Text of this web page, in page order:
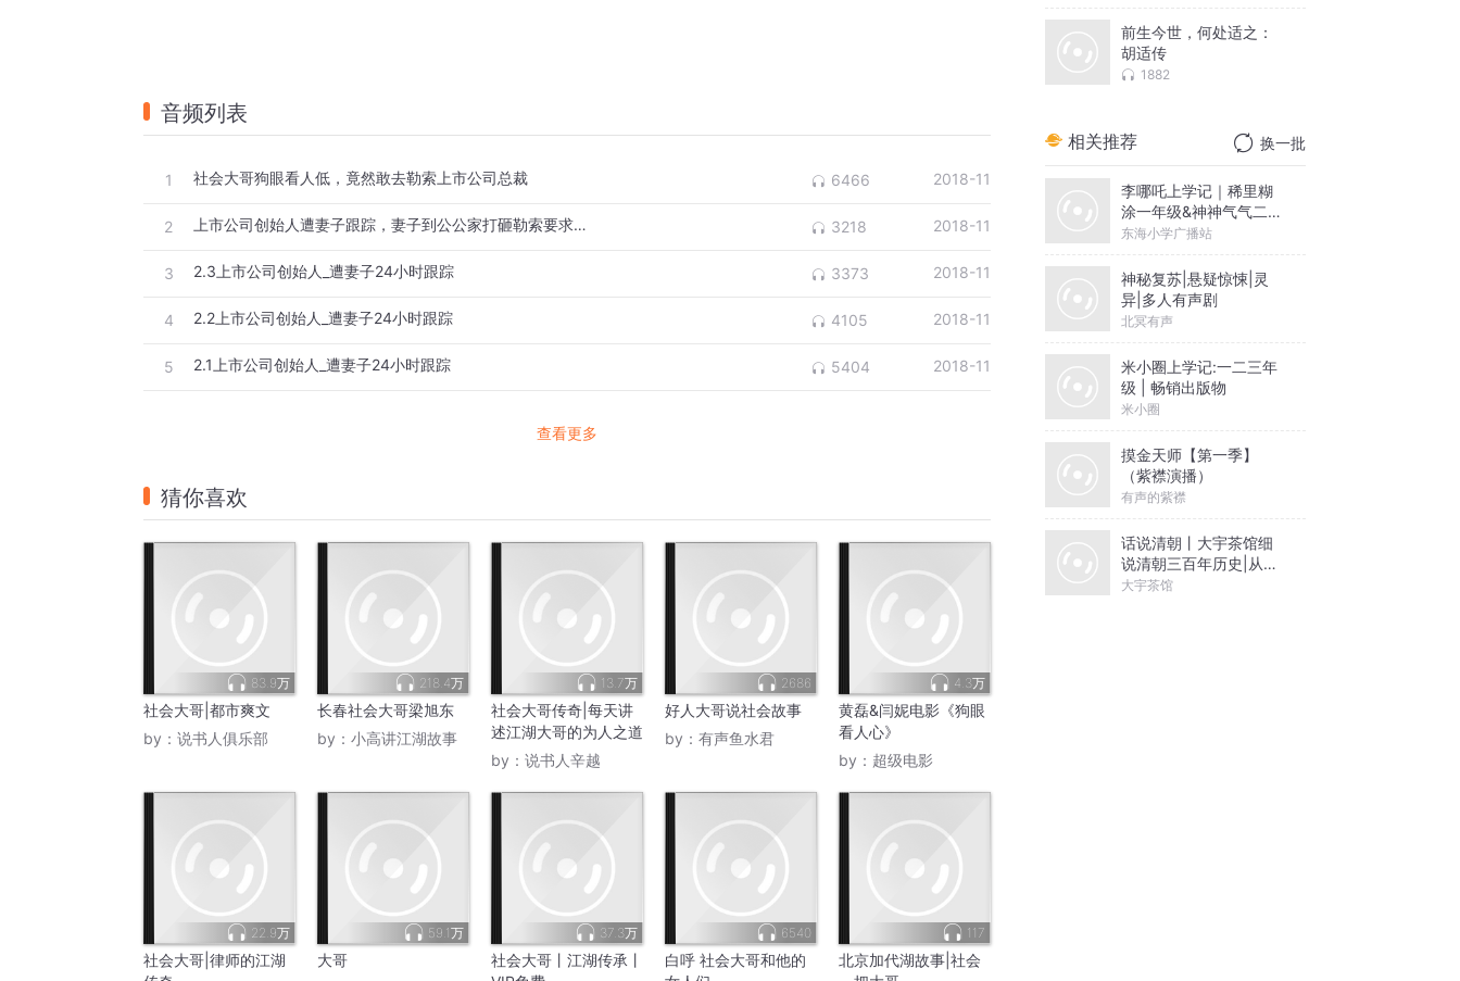
音频列表
1 社会大哥狗眼看人低，竟然敢去勒索上市公司总裁 6466 2018-11
2 上市公司创始人遭妻子跟踪，妻子到公公家打砸勒索要求拿出50万 3218 2018-11
3 2.3上市公司创始人_遭妻子24小时跟踪 3373 2018-11
4 2.2上市公司创始人_遭妻子24小时跟踪 4105 2018-11
5 2.1上市公司创始人_遭妻子24小时跟踪 5404 2018-11
查看更多
猜你喜欢
83.9万
社会大哥|都市爽文
by： 说书人俱乐部
218.4万
长春社会大哥梁旭东
by： 小高讲江湖故事
13.7万
社会大哥传奇|每天讲
述江湖大哥的为人之道
by： 说书人辛越
2686
好人大哥说社会故事
by： 有声鱼水君
4.3万
黄磊&闫妮电影《狗眼
看人心》
by： 超级电影
22.9万
社会大哥|律师的江湖
59.1万
大哥
37.3万
社会大哥丨江湖传承丨
6540
白呼 社会大哥和他的
117
北京加代湖故事|社会
前生今世，何处适之：
胡适传
1882
相关推荐 换一批
李哪吒上学记｜稀里糊
涂一年级&神神气气二年
级
东海小学广播站
神秘复苏|悬疑惊悚|灵
异|多人有声剧
北冥有声
米小圈上学记:一二三年
级 | 畅销出版物
米小圈
摸金天师【第一季】
（紫襟演播）
有声的紫襟
话说清朝丨大宇茶馆细
说清朝三百年历史|从努
尔哈赤到末代皇帝溥仪|
大宇茶馆